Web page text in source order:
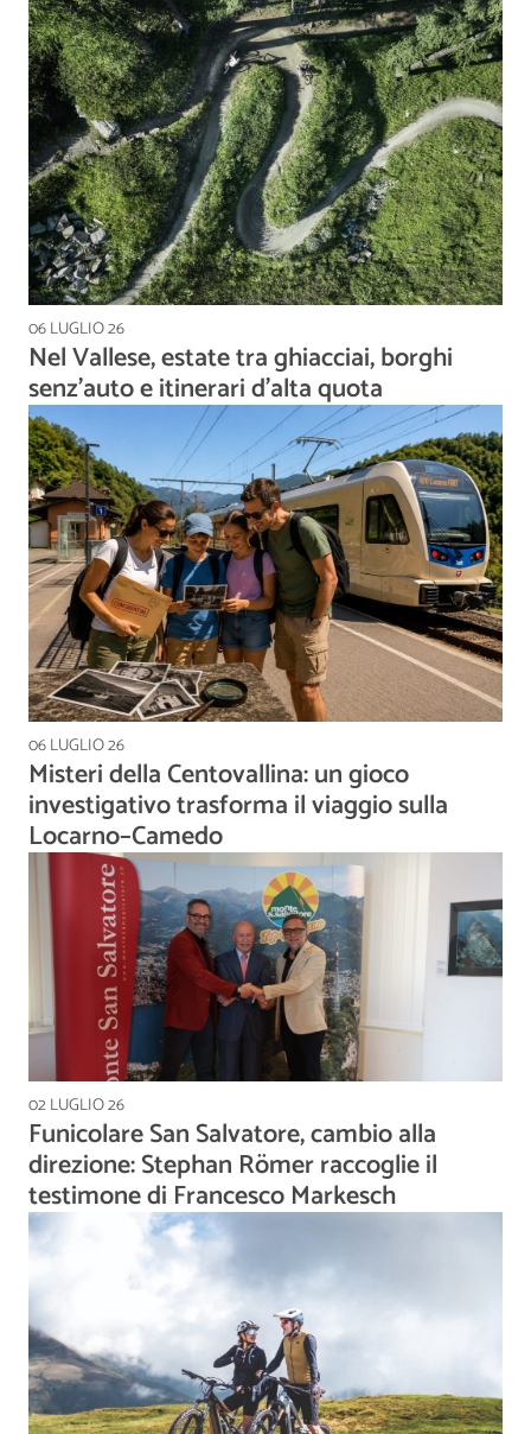
06 LUGLIO 26
Nel Vallese, estate tra ghiacciai, borghi
senz'auto e itinerari d'alta quota
06 LUGLIO 26
Misteri della Centovallina: un gioco
investigativo trasforma il viaggio sulla
Locarno–Camedo
02 LUGLIO 26
Funicolare San Salvatore, cambio alla
direzione: Stephan Römer raccoglie il
testimone di Francesco Markesch